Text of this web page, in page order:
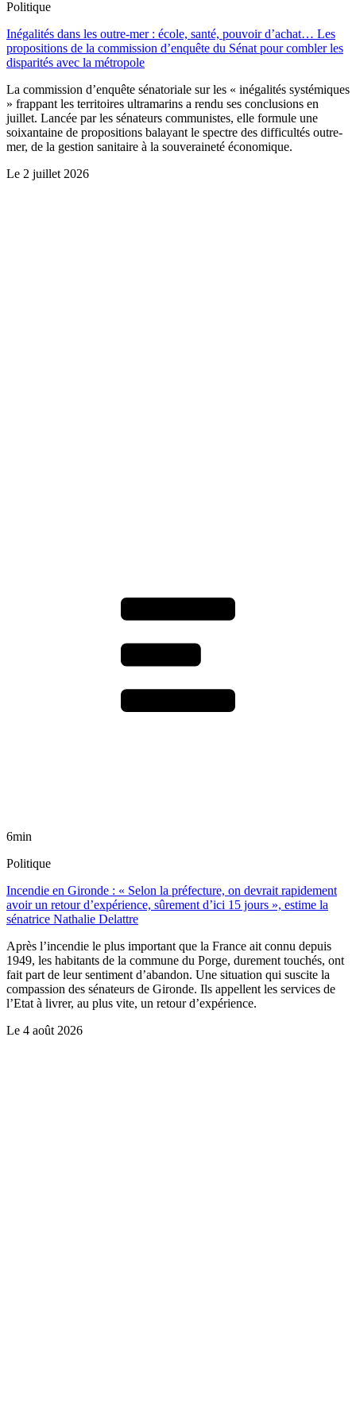
Politique
Inégalités dans les outre-mer : école, santé, pouvoir d’achat… Les
propositions de la commission d’enquête du Sénat pour combler les
disparités avec la métropole
La commission d’enquête sénatoriale sur les « inégalités systémiques
» frappant les territoires ultramarins a rendu ses conclusions en
juillet. Lancée par les sénateurs communistes, elle formule une
soixantaine de propositions balayant le spectre des difficultés outre-
mer, de la gestion sanitaire à la souveraineté économique.
Le 2 juillet 2026
6min
Politique
Incendie en Gironde : « Selon la préfecture, on devrait rapidement
avoir un retour d’expérience, sûrement d’ici 15 jours », estime la
sénatrice Nathalie Delattre
Après l’incendie le plus important que la France ait connu depuis
1949, les habitants de la commune du Porge, durement touchés, ont
fait part de leur sentiment d’abandon. Une situation qui suscite la
compassion des sénateurs de Gironde. Ils appellent les services de
l’Etat à livrer, au plus vite, un retour d’expérience.
Le 4 août 2026